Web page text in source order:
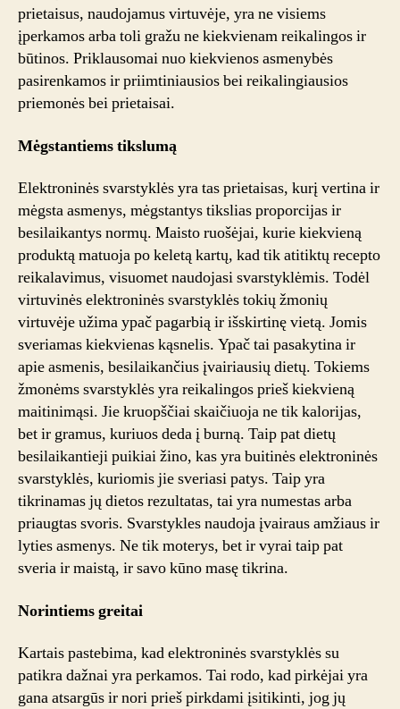
prietaisus, naudojamus virtuvėje, yra ne visiems
įperkamos arba toli gražu ne kiekvienam reikalingos ir
būtinos. Priklausomai nuo kiekvienos asmenybės
pasirenkamos ir priimtiniausios bei reikalingiausios
priemonės bei prietaisai.
Mėgstantiems tikslumą
Elektroninės svarstyklės yra tas prietaisas, kurį vertina ir
mėgsta asmenys, mėgstantys tikslias proporcijas ir
besilaikantys normų. Maisto ruošėjai, kurie kiekvieną
produktą matuoja po keletą kartų, kad tik atitiktų recepto
reikalavimus, visuomet naudojasi svarstyklėmis. Todėl
virtuvinės elektroninės svarstyklės tokių žmonių
virtuvėje užima ypač pagarbią ir išskirtinę vietą. Jomis
sveriamas kiekvienas kąsnelis. Ypač tai pasakytina ir
apie asmenis, besilaikančius įvairiausių dietų. Tokiems
žmonėms svarstyklės yra reikalingos prieš kiekvieną
maitinimąsi. Jie kruopščiai skaičiuoja ne tik kalorijas,
bet ir gramus, kuriuos deda į burną. Taip pat dietų
besilaikantieji puikiai žino, kas yra buitinės elektroninės
svarstyklės, kuriomis jie sveriasi patys. Taip yra
tikrinamas jų dietos rezultatas, tai yra numestas arba
priaugtas svoris. Svarstykles naudoja įvairaus amžiaus ir
lyties asmenys. Ne tik moterys, bet ir vyrai taip pat
sveria ir maistą, ir savo kūno masę tikrina.
Norintiems greitai
Kartais pastebima, kad elektroninės svarstyklės su
patikra dažnai yra perkamos. Tai rodo, kad pirkėjai yra
gana atsargūs ir nori prieš pirkdami įsitikinti, jog jų